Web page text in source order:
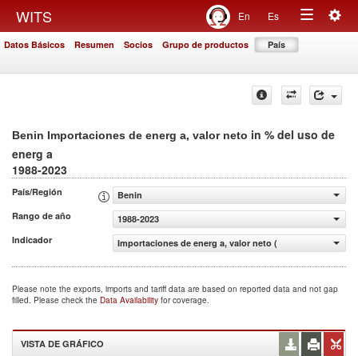
WITS En Es
Toggle
Datos Básicos Resumen Socios Grupo de productos País
Benin Importaciones de energ a, valor neto in % del uso de
energ a
1988-2023
País/Región
Benin
Rango de año
1988-2023
Indicador
Importaciones de energ a, valor neto (% del uso de
Please note the exports, imports and tariff data are based on reported data and not gap
filled. Please check the Data Availability for coverage.
VISTA DE GRÁFICO